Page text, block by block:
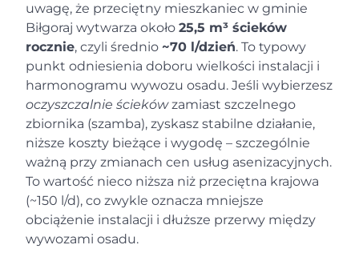
uwagę, że przeciętny mieszkaniec w gminie
Biłgoraj wytwarza około 25,5 m³ ścieków
rocznie, czyli średnio ~70 l/dzień. To typowy
punkt odniesienia doboru wielkości instalacji i
harmonogramu wywozu osadu. Jeśli wybierzesz
oczyszczalnie ściekówzamiast szczelnego
zbiornika (szamba), zyskasz stabilne działanie,
niższe koszty bieżące i wygodę – szczególnie
ważną przy zmianach cen usług asenizacyjnych.
To wartość nieco niższa niż przeciętna krajowa
(~150 l/d), co zwykle oznacza mniejsze
obciążenie instalacji i dłuższe przerwy między
wywozami osadu.